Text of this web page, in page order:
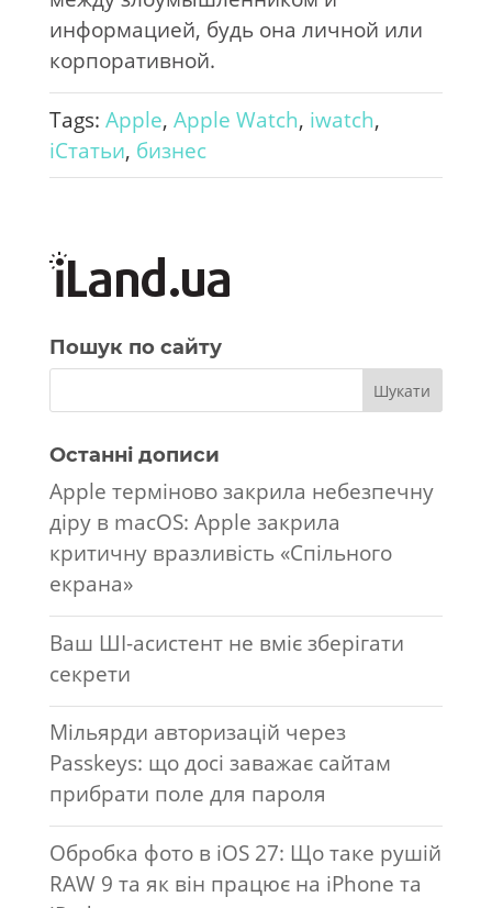
информацией, будь она личной или
корпоративной.
Tags: Apple, Apple Watch, iwatch,
iСтатьи, бизнес
Пошук по сайту
Останні дописи
Apple терміново закрила небезпечну
діру в macOS: Apple закрила
критичну вразливість «Спільного
екрана»
Ваш ШІ-асистент не вміє зберігати
секрети
Мільярди авторизацій через
Passkeys: що досі заважає сайтам
прибрати поле для пароля
Обробка фото в iOS 27: Що таке рушій
RAW 9 та як він працює на iPhone та